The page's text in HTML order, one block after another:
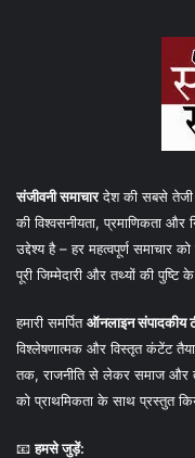
संजीवनी समाचारदेश की सबसे तेजी से
की विश्वसनीयता, प्रमाणिकता और
उद्देश्य है – हर महत्वपूर्ण समाचार
पूरी जिम्मेदारी और तथ्यों की पुष्टि
हमारी समर्पितऑनलाइन संपादकीय
विश्लेषणात्मक और विस्तृत कंटेंट
तक, राजनीति से लेकर समाज और
को प्राथमिकता के साथ प्रस्तुत
📧हमसे जुड़ें: